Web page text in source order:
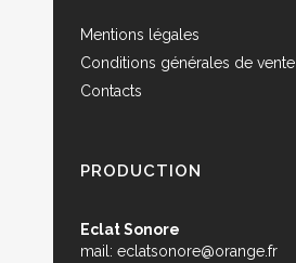
Mentions légales
Conditions générales de vente
Contacts
PRODUCTION
Eclat Sonore
mail: eclatsonore@orange.fr